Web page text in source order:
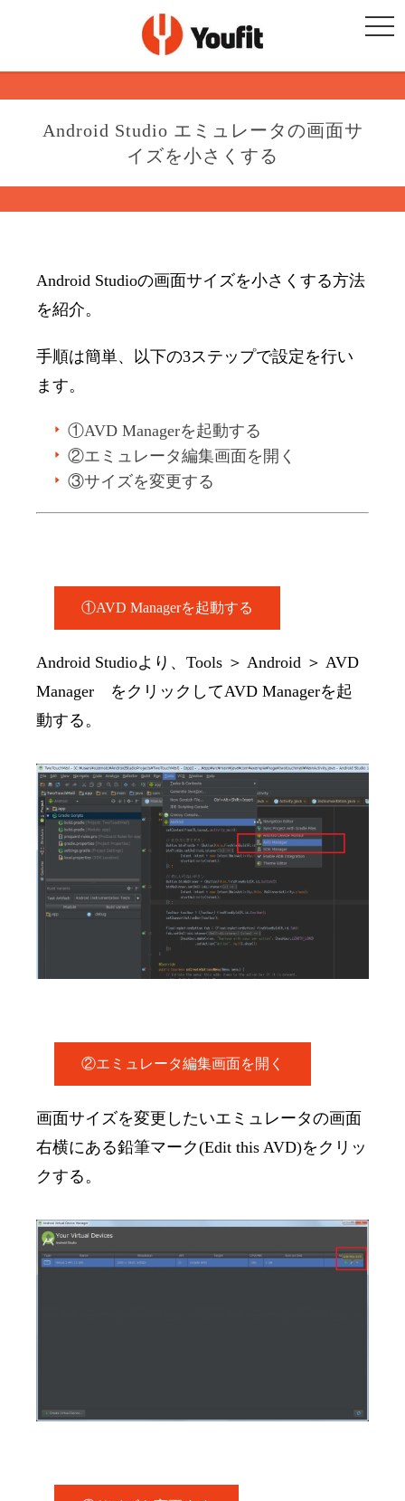
Android Studio エミュレータの画面サ
イズを小さくする
Android Studioの画面サイズを小さくする方法
を紹介。
手順は簡単、以下の3ステップで設定を行い
ます。
①AVD Managerを起動する
②エミュレータ編集画面を開く
③サイズを変更する
①AVD Managerを起動する
Android Studioより、Tools ＞ Android ＞ AVD
Manager をクリックしてAVD Managerを起
動する。
②エミュレータ編集画面を開く
画面サイズを変更したいエミュレータの画面
右横にある鉛筆マーク(Edit this AVD)をクリッ
クする。